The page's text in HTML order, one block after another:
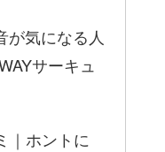
が気になる人
サーキュ
｜ホントに